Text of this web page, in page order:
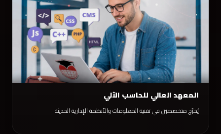
المعهد العالي للحاسب الآلي
يُخرّج متخصصين في تقنية المعلومات والأنظمة الإدارية الحديثة